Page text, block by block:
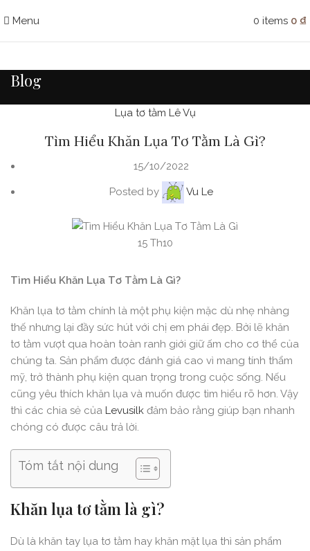
Menu 0 items 0 ₫
Blog
Lụa tơ tằm Lê Vụ
Tìm Hiểu Khăn Lụa Tơ Tằm Là Gì?
15/10/2022
Posted by Vu Le
15 Th10
Tìm Hiểu Khăn Lụa Tơ Tằm Là Gì?
Khăn lụa tơ tằm chính là một phụ kiện mặc dù nhẹ nhàng
thế nhưng lại đầy sức hút với chị em phái đẹp. Bởi lẽ khăn
tơ tằm vượt qua hoàn toàn ranh giới giữ ấm cho cơ thể của
chúng ta. Sản phẩm được đánh giá cao vì mang tính thẩm
mỹ, trở thành phụ kiện quan trọng trong cuộc sống. Nếu
cũng yêu thích khăn lụa và muốn được tìm hiểu rõ hơn. Vậy
thì các chia sẻ của Levusilk đảm bảo rằng giúp bạn nhanh
chóng có được câu trả lời.
Tóm tắt nội dung
Khăn lụa tơ tằm là gì?
Dù là khăn tay lụa tơ tằm hay khăn mặt lụa thì sản phẩm